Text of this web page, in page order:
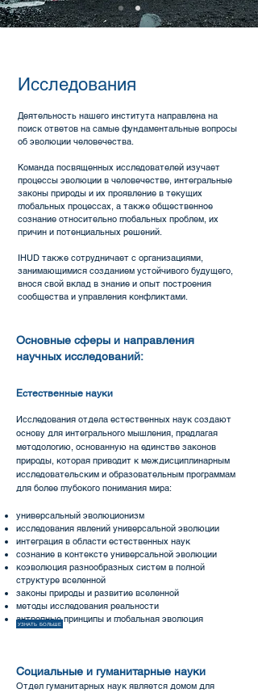
Исследования
Деятельность нашего института направлена на
поиск ответов на самые фундаментальные вопросы
об эволюции человечества.
Команда посвященных исследователей изучает
процессы эволюции в человечестве, интегральные
законы природы и их проявление в текущих
глобальных процессах, а также общественное
сознание относительно глобальных проблем, их
причин и потенциальных решений.
IHUD также сотрудничает с организациями,
занимающимися созданием устойчивого будущего,
внося свой вклад в знание и опыт построения
сообщества и управления конфликтами.
Основные сферы и направления
научных исследований:
Естественные науки
Исследования отдела естественных наук создают
основу для интегрального мышления, предлагая
методологию, основанную на единстве законов
природы, которая приводит к междисциплинарным
исследовательским и образовательным программам
для более глубокого понимания мира:
универсальный эволюционизм
исследования явлений универсальной эволюции
интеграция в области естественных наук
сознание в контексте универсальной эволюции
коэволюция разнообразных систем в полной
структуре вселенной
законы природы и развитие вселенной
методы исследования реальности
антропные принципы и глобальная эволюция
УЗНАТЬ БОЛЬШЕ
Социальные и гуманитарные науки
Отдел гуманитарных наук является домом для